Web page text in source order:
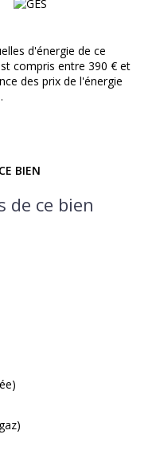
d'énergie de ce
compris entre 390 € et
des prix de l'énergie
BIEN
de ce bien